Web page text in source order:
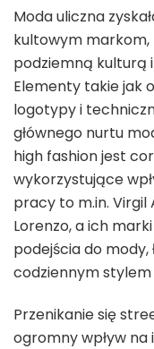
Moda uliczna
kultowym
podziemną kulturą
Elementy takie jak
logotypy i
głównego nurtu
high fashion jest
wykorzystujące
pracy to m.in. Virgil
Lorenzo, a ich
podejścia do mody,
codziennym stylem
Przenikanie się
ogromny wpływ na